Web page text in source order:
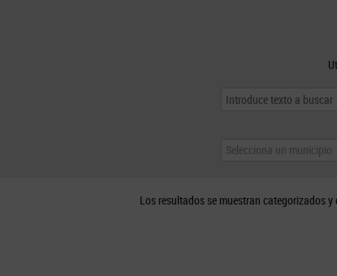
Selecciona un municipio
Los resultados se muestran categorizados